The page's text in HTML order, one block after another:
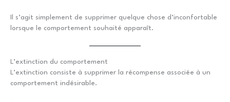
Il s’agit simplement de supprimer quelque chose d’inconfortable
lorsque le comportement souhaité apparaît.
L’extinction du comportement
L’extinction consiste à supprimer la récompense associée à un
comportement indésirable.